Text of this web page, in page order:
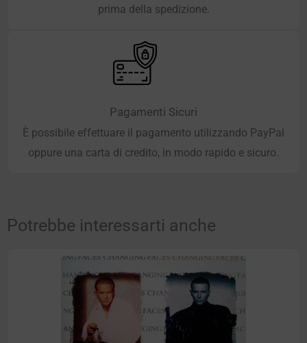
prima della spedizione.
Pagamenti Sicuri
È possibile effettuare il pagamento utilizzando PayPal
oppure una carta di credito, in modo rapido e sicuro.
Potrebbe interessarti anche